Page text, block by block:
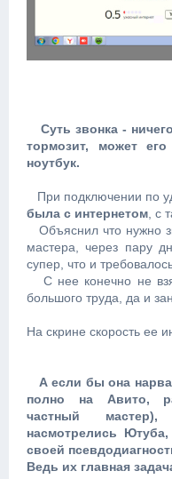
Суть звонка -
тормозит, может
ноутбук.
При подключении по
была с интернетом , с
Объяснил что нужно
мастера, через пару
супер, что и
С нее конечно не
большого труда, да и
На скрине скорость ее
А если бы она
полно на Авито,
частный
насмотрелись
своей
Ведь их главная